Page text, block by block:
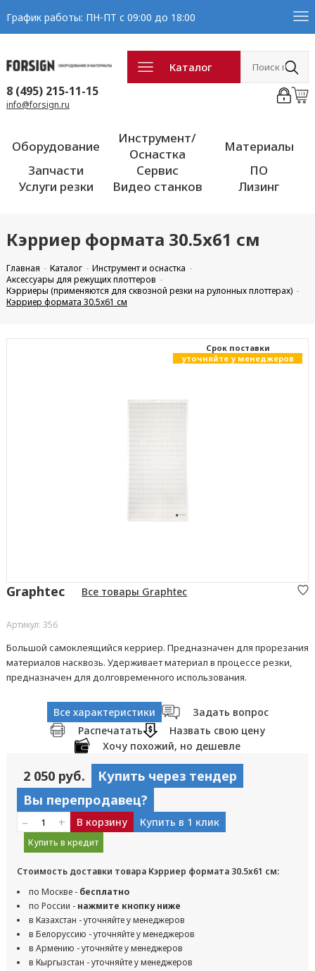
График работы: ПН-ПТ с 09:00 до 18:00
Каталог
8 (495) 215-11-15
info@forsign.ru
Оборудование
Инструмент/
Оснастка
Материалы
Запчасти
Сервис
ПО
Услуги резки
Видео станков Лизинг
Кэрриер формата 30.5x61 см
Главная Каталог
Инструмент и оснастка
Аксессуары для режущих плоттеров
Кэрриеры (применяются для сквозной резки на рулонных плоттерах)
Кэрриер формата 30.5x61 см
Cрок поставки
уточняйте у менеджеров
Graphtec Все товары Graphtec
Артикул: 356
Большой самоклеящийся керриер. Предназначен для прорезания
материалов насквозь. Удерживает материал в процессе резки,
предназначен для долговременного использования.
Все характеристики
Задать вопрос
Распечатать
Назвать свою цену
Хочу похожий, но дешевле
2 050 руб.
Купить через тендер
Вы перепродавец?
– + В корзину Купить в 1 клик
Купить в кредит
Стоимость доставки товара Кэрриер формата 30.5x61 см:
по Москве - бесплатно
по России - нажмите кнопку ниже
в Казахстан - уточняйте у менеджеров
в Белоруссию - уточняйте у менеджеров
в Армению - уточняйте у менеджеров
в Кыргызстан - уточняйте у менеджеров